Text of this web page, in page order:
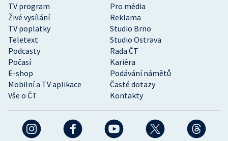
TV program
Pro média
Živé vysílání
Reklama
TV poplatky
Studio Brno
Teletext
Studio Ostrava
Podcasty
Rada ČT
Počasí
Kariéra
E-shop
Podávání námětů
Mobilní a TV aplikace
Časté dotazy
Vše o ČT
Kontakty